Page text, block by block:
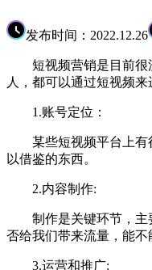
发布时间：2022.12.26
短视频营销是目前很流
人，都可以通过短视频
1.账号定位：
某些短视频平台上有很
以借鉴的东西。
2.内容制作:
制作是关键环节，主要
否给我们带来流量，能不
3.运营和推广: